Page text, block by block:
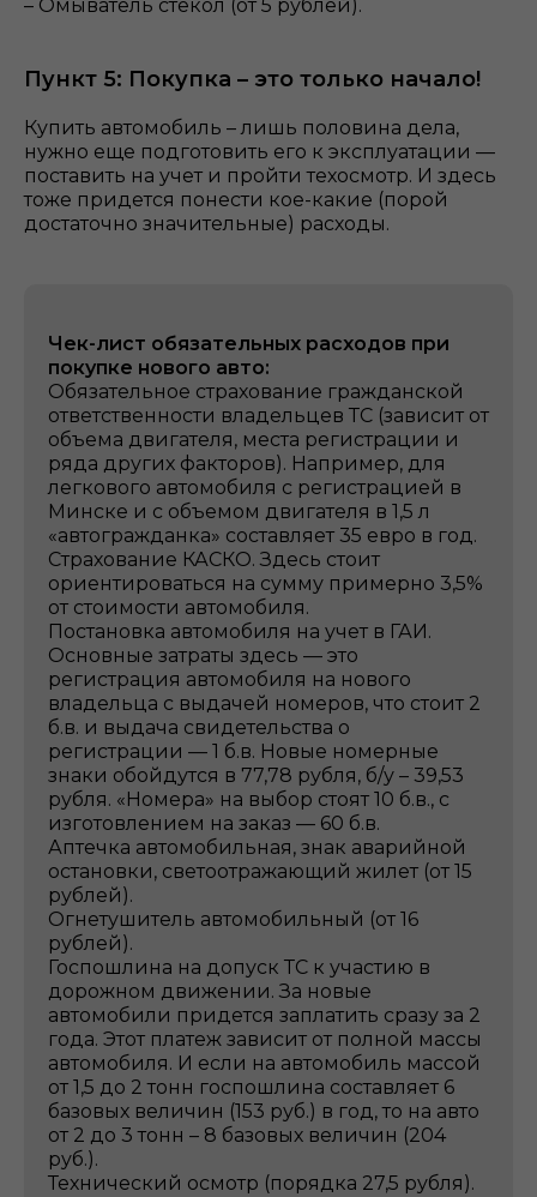
– Омыватель стекол (от 5 рублей).
Пункт 5: Покупка – это только начало!
Купить автомобиль – лишь половина дела,
нужно еще подготовить его к эксплуатации —
поставить на учет и пройти техосмотр. И здесь
тоже придется понести кое-какие (порой
достаточно значительные) расходы.
Чек-лист обязательных расходов при
покупке нового авто:
Обязательное страхование гражданской
ответственности владельцев ТС (зависит от
объема двигателя, места регистрации и
ряда других факторов). Например, для
легкового автомобиля с регистрацией в
Минске и с объемом двигателя в 1,5 л
«автогражданка» составляет 35 евро в год.
Cтрахование КАСКО. Здесь стоит
ориентироваться на сумму примерно 3,5%
от стоимости автомобиля.
Постановка автомобиля на учет в ГАИ.
Основные затраты здесь — это
регистрация автомобиля на нового
владельца с выдачей номеров, что стоит 2
б.в. и выдача свидетельства о
регистрации — 1 б.в. Новые номерные
знаки обойдутся в 77,78 рубля, б/у – 39,53
рубля. «Номера» на выбор стоят 10 б.в., с
изготовлением на заказ — 60 б.в.
Аптечка автомобильная, знак аварийной
остановки, светоотражающий жилет (от 15
рублей).
Огнетушитель автомобильный (от 16
рублей).
Госпошлина на допуск ТС к участию в
дорожном движении. За новые
автомобили придется заплатить сразу за 2
года. Этот платеж зависит от полной массы
автомобиля. И если на автомобиль массой
от 1,5 до 2 тонн госпошлина составляет 6
базовых величин (153 руб.) в год, то на авто
от 2 до 3 тонн – 8 базовых величин (204
руб.).
Технический осмотр (порядка 27,5 рубля).